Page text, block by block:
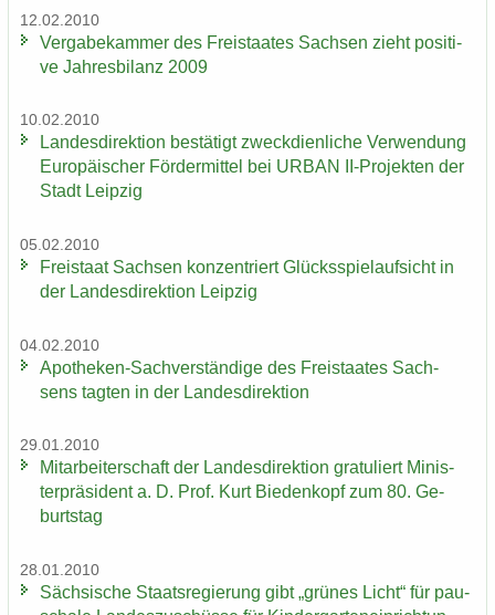
12.02.2010
Ver­ga­be­kam­mer des Frei­staa­tes Sach­sen zieht po­si­ti­
ve Jah­res­bi­lanz 2009
10.02.2010
Lan­des­di­rek­ti­on be­stä­tigt zweck­dien­li­che Ver­wen­dung
Eu­ro­päi­scher För­der­mit­tel bei URBAN II-​Projekten der
Stadt Leip­zig
05.02.2010
Frei­staat Sach­sen kon­zen­triert Glücks­spiel­auf­sicht in
der Lan­des­di­rek­ti­on Leip­zig
04.02.2010
Apotheken-​Sachverständige des Frei­staa­tes Sach­
sens tag­ten in der Lan­des­di­rek­ti­on
29.01.2010
Mit­ar­bei­ter­schaft der Lan­des­di­rek­ti­on gra­tu­liert Mi­nis­
ter­prä­si­dent a. D. Prof. Kurt Bie­den­kopf zum 80. Ge­
burts­tag
28.01.2010
Säch­si­sche Staats­re­gie­rung gibt „grü­nes Licht“ für pau­